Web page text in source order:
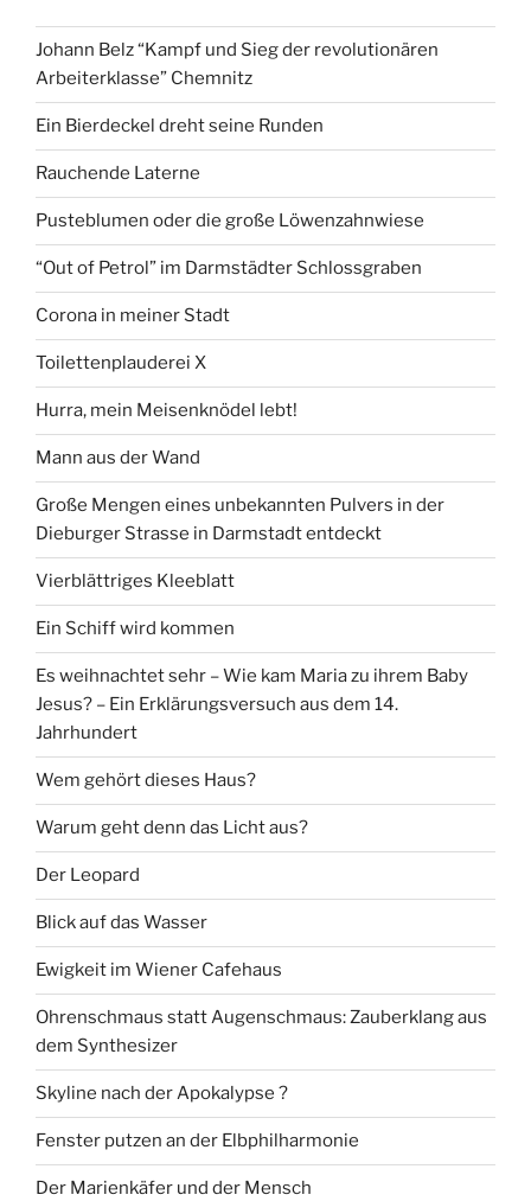
Johann Belz “Kampf und Sieg der revolutionären
Arbeiterklasse” Chemnitz
Ein Bierdeckel dreht seine Runden
Rauchende Laterne
Pusteblumen oder die große Löwenzahnwiese
“Out of Petrol” im Darmstädter Schlossgraben
Corona in meiner Stadt
Toilettenplauderei X
Hurra, mein Meisenknödel lebt!
Mann aus der Wand
Große Mengen eines unbekannten Pulvers in der
Dieburger Strasse in Darmstadt entdeckt
Vierblättriges Kleeblatt
Ein Schiff wird kommen
Es weihnachtet sehr – Wie kam Maria zu ihrem Baby
Jesus? – Ein Erklärungsversuch aus dem 14.
Jahrhundert
Wem gehört dieses Haus?
Warum geht denn das Licht aus?
Der Leopard
Blick auf das Wasser
Ewigkeit im Wiener Cafehaus
Ohrenschmaus statt Augenschmaus: Zauberklang aus
dem Synthesizer
Skyline nach der Apokalypse ?
Fenster putzen an der Elbphilharmonie
Der Marienkäfer und der Mensch